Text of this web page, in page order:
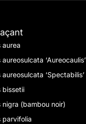
aurea
‘Aureocaulis’
‘Spectabilis’
bissetii
nigra (bambou noir)
parvifolia